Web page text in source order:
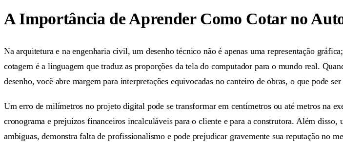
A Importância de Aprender Como Cotar no
Na arquitetura e na engenharia civil, um desenho técnico não é apenas uma representação
cotagem é a linguagem que traduz as proporções da tela do computador para o mundo real.
desenho, você abre margem para interpretações equivocadas no canteiro de obras, o que pode
Um erro de milímetros no projeto digital pode se transformar em centímetros ou até metros na
cronograma e prejuízos financeiros incalculáveis para o cliente e para a construtora. Além
ambíguas, demonstra falta de profissionalismo e pode prejudicar gravemente sua reputação no